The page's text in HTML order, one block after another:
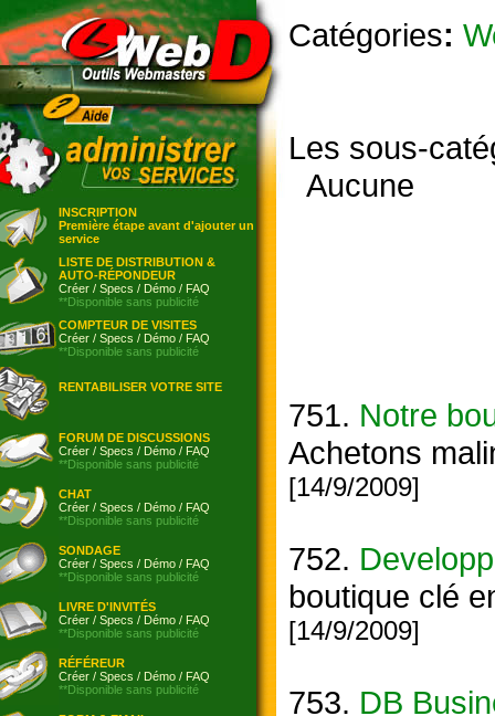
INSCRIPTION
Première étape avant d'ajouter un
service
LISTE DE DISTRIBUTION &
AUTO-RÉPONDEUR
Créer / Specs / Démo / FAQ
**Disponible sans publicité
COMPTEUR DE VISITES
Créer / Specs / Démo / FAQ
**Disponible sans publicité
RENTABILISER VOTRE SITE
FORUM DE DISCUSSIONS
Créer / Specs / Démo / FAQ
**Disponible sans publicité
CHAT
Créer / Specs / Démo / FAQ
**Disponible sans publicité
SONDAGE
Créer / Specs / Démo / FAQ
**Disponible sans publicité
LIVRE D'INVITÉS
Créer / Specs / Démo / FAQ
**Disponible sans publicité
RÉFÉREUR
Créer / Specs / Démo / FAQ
**Disponible sans publicité
Catégories:
Les sous-
Aucune
751. Notre
Achetons
[14/9/2009]
752.
boutique clé
[14/9/2009]
753. DB